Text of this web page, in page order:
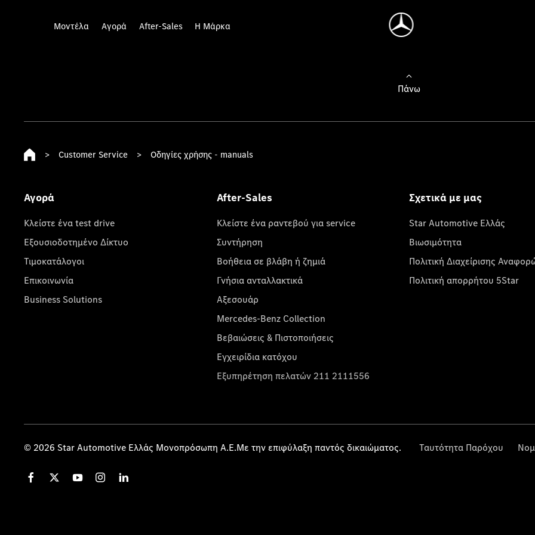
Μοντέλα Αγορά After-Sales Η Μάρκα
Πάνω
> Customer Service > Οδηγίες χρήσης - manuals
Αγορά
Κλείστε ένα test drive
Εξουσιοδοτημένο Δίκτυο
Τιμοκατάλογοι
Επικοινωνία
Business Solutions
After-Sales
Κλείστε ένα ραντεβού για service
Συντήρηση
Βοήθεια σε βλάβη ή ζημιά
Γνήσια ανταλλακτικά
Αξεσουάρ
Mercedes-Benz Collection
Βεβαιώσεις & Πιστοποιήσεις
Εγχειρίδια κατόχου
Εξυπηρέτηση πελατών 211 2111556
Σχετικά με μας
Star Automotive Ελλάς
Βιωσιμότητα
Πολιτική Διαχείρισης
Πολιτική απορρήτου 5Star
© 2026 Star Automotive Ελλάς Μονοπρόσωπη Α.Ε.Με την επιφύλαξη παντός δικαιώματος. Ταυτότητα Παρόχου